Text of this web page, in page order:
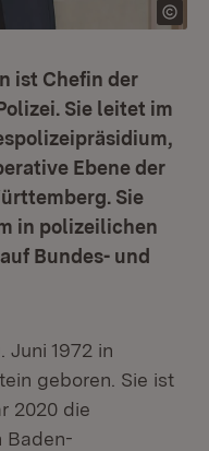
ist Chefin der
Sie leitet im
Ebene der
Sie
in polizeilichen
Bundes- und
Juni 1972 in
geboren. Sie ist
2020 die
Baden-